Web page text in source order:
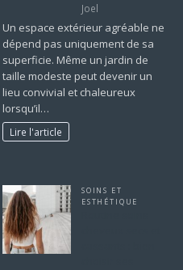
Joel
Un espace extérieur agréable ne
dépend pas uniquement de sa
superficie. Même un jardin de
taille modeste peut devenir un
lieu convivial et chaleureux
lorsqu’il…
Lire l'article
SOINS ET
ESTHÉTIQUE